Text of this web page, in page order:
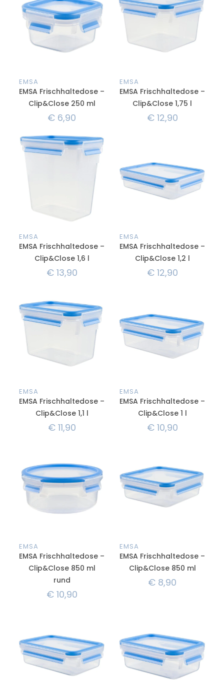
EMSA
EMSA Frischhaltedose –
Clip&Close 250 ml
€ 6,90
EMSA
EMSA Frischhaltedose –
Clip&Close 1,75 l
€12,90
EMSA
EMSA Frischhaltedose –
Clip&Close 1,6 l
€13,90
EMSA
EMSA Frischhaltedose –
Clip&Close 1,2 l
€12,90
EMSA
EMSA Frischhaltedose –
Clip&Close 1,1 l
€11,90
EMSA
EMSA Frischhaltedose –
Clip&Close 1 l
€10,90
EMSA
EMSA Frischhaltedose –
Clip&Close 850 ml
rund
€10,90
EMSA
EMSA Frischhaltedose –
Clip&Close 850 ml
€ 8,90